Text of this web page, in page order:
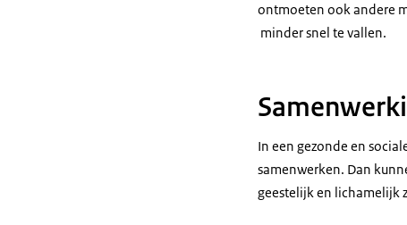
ontmoeten ook andere
minder snel te vallen.
In een gezonde en
samenwerken. Dan
geestelijk en lichamelijk